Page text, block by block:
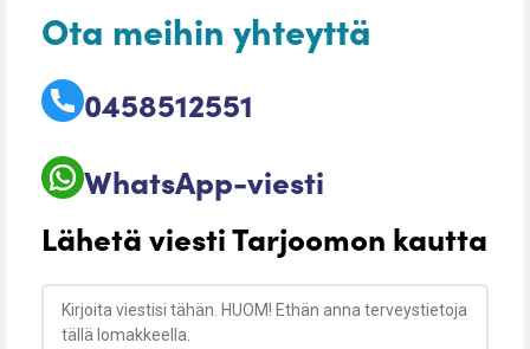
Ota meihin yhteyttä
0458512551
WhatsApp-viesti
Lähetä viesti Tarjoomon kautta